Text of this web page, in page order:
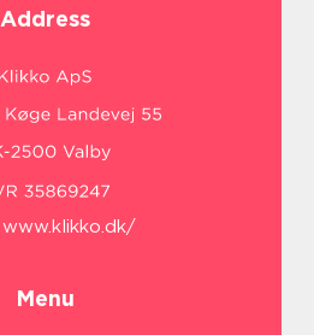
Address
www.klikko.dk/
Menu